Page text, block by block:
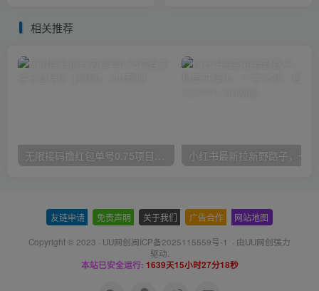
相关推荐
无限接码撸红包单号0.75项目无偿分享给你【揭秘】
友链申请 免责声明 关于我们 广告合作 网站地图
Copyright © 2023 · UU网创闽ICP备2025115559号-1 · 由UU网创强力
驱动.
本站已安全运行: 1639天15小时27分18秒